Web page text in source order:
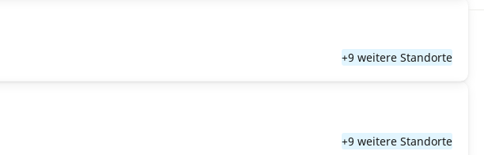
+9 weitere Standorte
+9 weitere Standorte